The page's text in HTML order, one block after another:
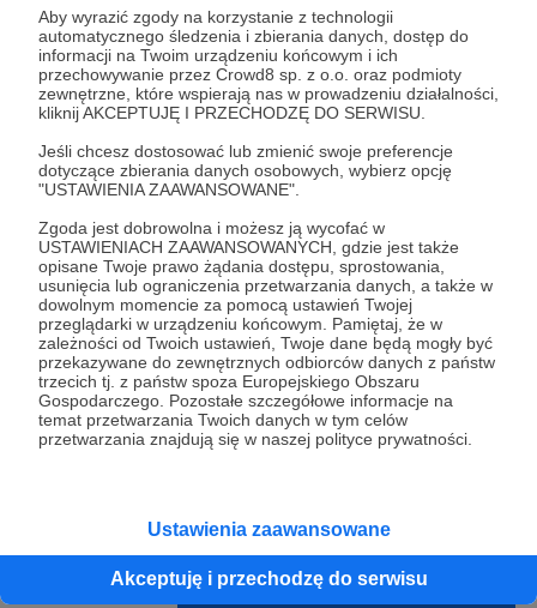
Aby wyrazić zgody na korzystanie z technologii
automatycznego śledzenia i zbierania danych, dostęp do
informacji na Twoim urządzeniu końcowym i ich
przechowywanie przez Crowd8 sp. z o.o. oraz podmioty
zewnętrzne, które wspierają nas w prowadzeniu działalności,
kliknij AKCEPTUJĘ I PRZECHODZĘ DO SERWISU.
Jeśli chcesz dostosować lub zmienić swoje preferencje
dotyczące zbierania danych osobowych, wybierz opcję
"USTAWIENIA ZAAWANSOWANE".
Zgoda jest dobrowolna i możesz ją wycofać w
USTAWIENIACH ZAAWANSOWANYCH, gdzie jest także
opisane Twoje prawo żądania dostępu, sprostowania,
usunięcia lub ograniczenia przetwarzania danych, a także w
dowolnym momencie za pomocą ustawień Twojej
przeglądarki w urządzeniu końcowym. Pamiętaj, że w
zależności od Twoich ustawień, Twoje dane będą mogły być
przekazywane do zewnętrznych odbiorców danych z państw
trzecich tj. z państw spoza Europejskiego Obszaru
Gospodarczego. Pozostałe szczegółowe informacje na
temat przetwarzania Twoich danych w tym celów
przetwarzania znajdują się w naszej polityce prywatności.
Ustawienia zaawansowane
Akceptuję i przechodzę do serwisu
* Zapoznałem się i akceptujęRegulaminserwisu oraz
Prywatności.
* Wyrażam zgodę na przetwarzanie moich danych
osobowych podanych w formularzu rejestracyjnym w celu
prawidłowego świadczenia usług serwisu Patronite.
Wyrażam zgodę na otrzymywanie drogą elektroniczną
informacji handlowych - newslettera. Opcja ta może zostać
zmieniona w ustawieniach konta.
Cofnij Zarejestruj się i przejdź dalej